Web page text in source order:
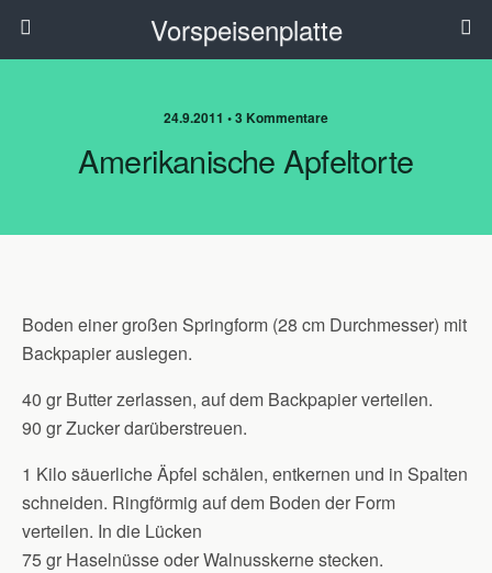
Vorspeisenplatte
24.9.2011 • 3 Kommentare
Amerikanische Apfeltorte
Boden einer großen Springform (28 cm Durchmesser) mit
Backpapier auslegen.
40 gr Butter zerlassen, auf dem Backpapier verteilen.
90 gr Zucker darüberstreuen.
1 Kilo säuerliche Äpfel schälen, entkernen und in Spalten
schneiden. Ringförmig auf dem Boden der Form
verteilen. In die Lücken
75 gr Haselnüsse oder Walnusskerne stecken.